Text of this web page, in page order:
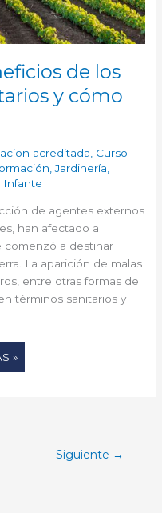
de los
y cómo
acreditada Curso
,Jardinería
Infante
de agentes externos
han afectado a
comenzó a destinar
La aparición de malas
entre otras formas de
términos sanitarios y
»
Siguiente →